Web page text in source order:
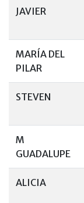
JAVIER
MARÍA DEL
PILAR
STEVEN
M
GUADALUPE
ALICIA